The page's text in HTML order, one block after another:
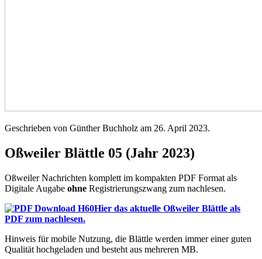
Geschrieben von Günther Buchholz am 26. April 2023.
Oßweiler Blättle 05 (Jahr 2023)
Oßweiler Nachrichten komplett im kompakten PDF Format als
Digitale Augabe ohne Registrierungszwang zum nachlesen.
Hier das aktuelle Oßweiler Blättle als
PDF zum nachlesen.
Hinweis für mobile Nutzung, die Blättle werden immer einer guten
Qualität hochgeladen und besteht aus mehreren MB.